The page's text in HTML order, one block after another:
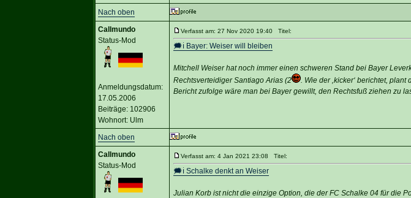
Nach oben
Callmundo
Status-Mod
Anmeldungsdatum:
17.05.2006
Beiträge: 102906
Wohnort: Ulm
Verfasst am: 27 Nov 2020 19:40 Titel:
🗯️ℹ️ Bayer: Weiser will bleiben
Mitchell Weiser hat noch immer einen schweren Stand bei Bayer
Rechtsverteidiger Santiago Arias (2
. Wie der ‚kicker‘ berichtet,
Bericht zufolge wäre man bei Bayer gewillt, den Rechtsfuß ziehen zu
Nach oben
Callmundo
Status-Mod
Verfasst am: 4 Jan 2021 23:08 Titel:
🗯️ℹ️ Schalke denkt an Weiser
Julian Korb ist nicht die einzige Option, die der FC Schalke 04 für die